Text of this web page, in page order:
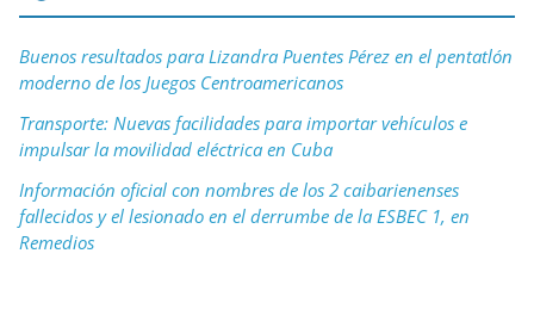
Buenos resultados para Lizandra Puentes Pérez en el pentatlón
moderno de los Juegos Centroamericanos
Transporte: Nuevas facilidades para importar vehículos e
impulsar la movilidad eléctrica en Cuba
Información oficial con nombres de los 2 caibarienenses
fallecidos y el lesionado en el derrumbe de la ESBEC 1, en
Remedios